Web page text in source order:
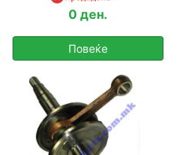
0 ден.
Повеќе